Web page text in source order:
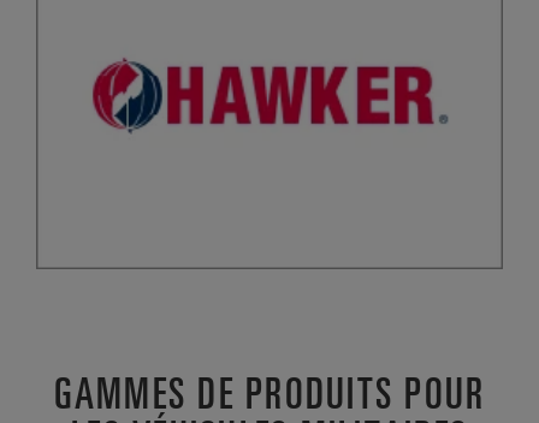
GAMMES DE PRODUITS POUR